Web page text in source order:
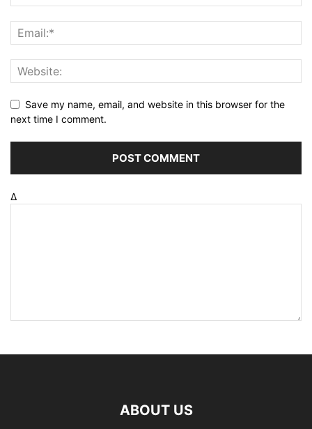
Save my name, email, and website in this browser for the
next time I comment.
Δ
ABOUT US